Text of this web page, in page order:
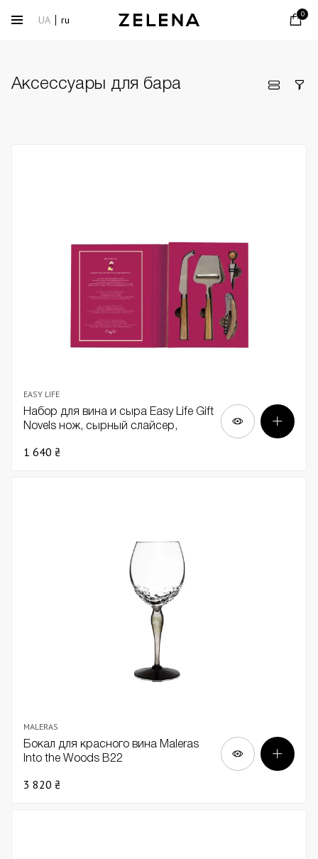
UA ru 0
Аксессуары для бара
EASY LIFE
Набор для вина и сыра Easy Life Gift
Novels нож, сырный слайсер,
1 640 ₴
MALERAS
Бокал для красного вина Maleras
Into the Woods В22
3 820 ₴